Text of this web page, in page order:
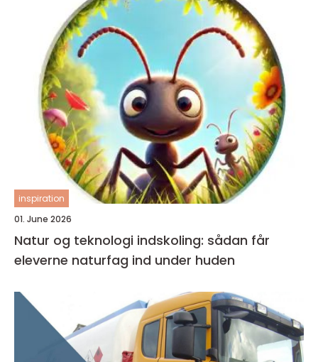
inspiration
01. June 2026
Natur og teknologi indskoling: sådan får
eleverne naturfag ind under huden